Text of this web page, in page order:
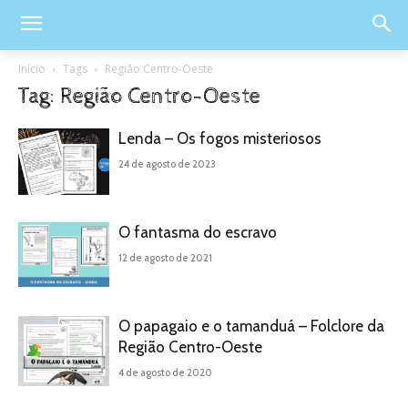
Início Tags Região Centro-Oeste
Tag: Região Centro-Oeste
Lenda – Os fogos misteriosos
24 de agosto de 2023
O fantasma do escravo
12 de agosto de 2021
O papagaio e o tamanduá – Folclore da
Região Centro-Oeste
4 de agosto de 2020